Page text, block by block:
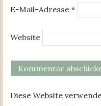
E-Mail-Adresse *
Website
Diese Website